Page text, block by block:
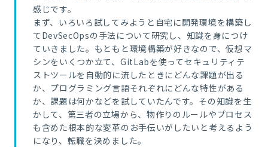
感じです。
まず、いろいろ試してみようと自宅に開発環境を構築し
てDevSecOpsの手法について研究し、知識を身につけ
ていきました。もともと環境構築が好きなので、仮想マ
シンをいくつか立て、GitLabを使ってセキュリティテ
ストツールを自動的に流したときにどんな課題が出る
か、プログラミング言語それぞれにどんな特性がある
か、課題は何かなどを試していたんです。その知識を生
かして、第三者の立場から、物作りのルールやプロセス
も含めた根本的な変革のお手伝いがしたいと考えるよう
になり、転職を決めました。